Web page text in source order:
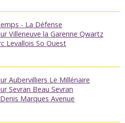
- La Défense
Villeneuve la Garenne Qwartz
Levallois So Ouest
Aubervilliers Le Millénaire
Sevran Beau Sevran
Marques Avenue